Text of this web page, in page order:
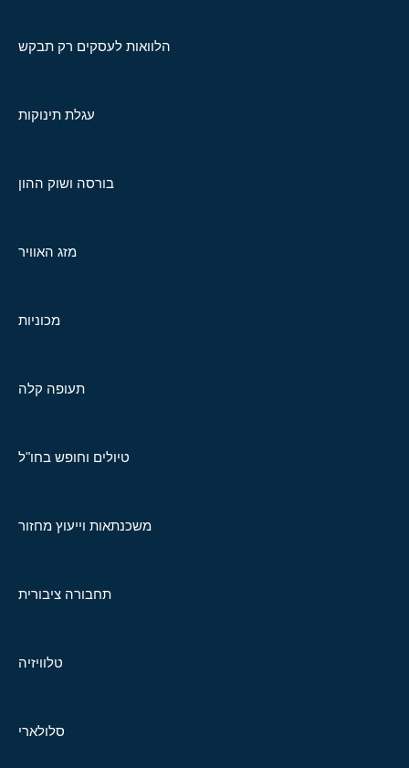
הלוואות לעסקים רק תבקש
עגלת תינוקות
בורסה ושוק ההון
מזג האוויר
מכוניות
תעופה קלה
טיולים וחופש בחו"ל
משכנתאות וייעוץ מחזור
תחבורה ציבורית
טלוויזיה
סלולארי